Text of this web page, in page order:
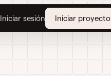
Iniciar sesión Iniciar proyecto